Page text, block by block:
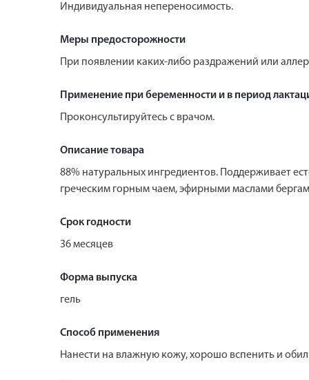
Индивидуальная непереносимость.
Меры предосторожности
При появлении каких-либо раздражений или
Применение при беременности и в период
Проконсультируйтесь с врачом.
Описание товара
88% натуральных ингредиентов. Поддерживает
греческим горным чаем, эфирными маслами
Срок годности
36 месяцев
Форма выпуска
гель
Способ применения
Нанести на влажную кожу, хорошо вспенить и